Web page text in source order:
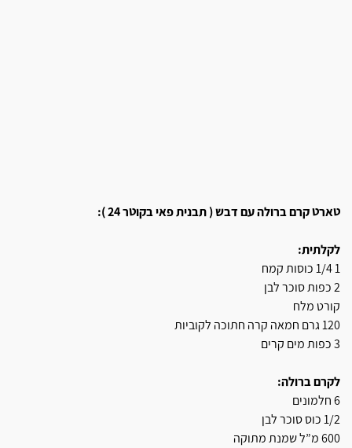
טארט קרם ברולה עם דבש ( תבנית פאי בקוטר 24 ):
לקלתית:
1 1/4 כוסות קמח
2 כפות סוכר לבן
קורט מלח
120 גרם חמאה קרה חתוכה לקוביות
3 כפות מים קרים
לקרם ברולה:
6 חלמונים
1/2 כוס סוכר לבן
600 מ”ל שמנת מתוקה